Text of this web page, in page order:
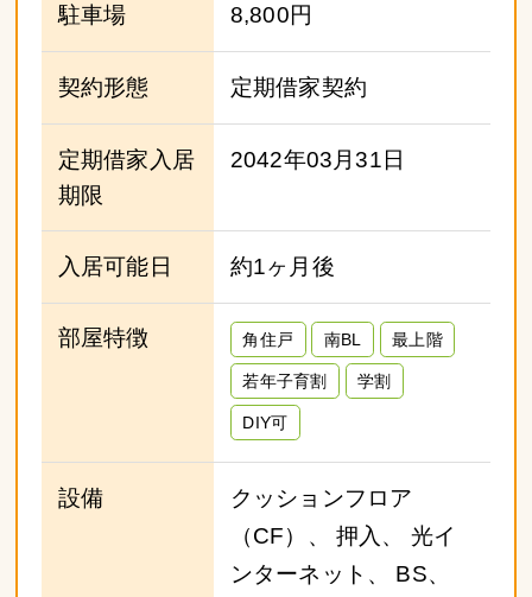
駐車場 8,800円
契約形態 定期借家契約
定期借家入居
期限
2042年03月31日
入居可能日 約1ヶ月後
部屋特徴 角住戸 南BL 最上階
若年子育割 学割
DIY可
設備
クッションフロア
（CF）、 押入、 光イ
ンターネット、 BS、